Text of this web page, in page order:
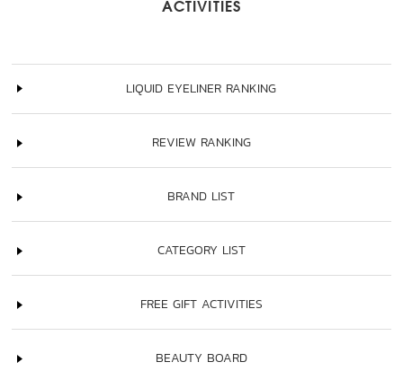
ACTIVITIES
LIQUID EYELINER RANKING
REVIEW RANKING
BRAND LIST
CATEGORY LIST
FREE GIFT ACTIVITIES
BEAUTY BOARD